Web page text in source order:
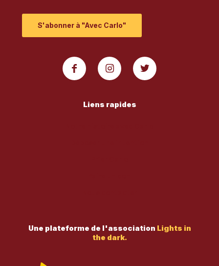
S'abonner à "Avec Carlo"
Liens rapides
Une plateforme de l'association Lights in
the dark.